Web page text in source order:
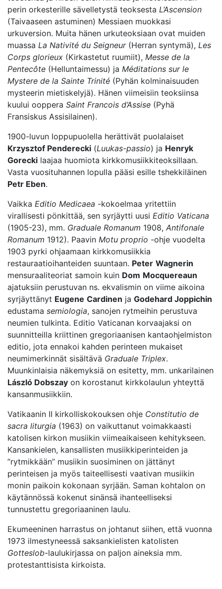
perin orkesterille sävelletystä teoksesta L’Ascension
(Taivaaseen astuminen) Messiaen muokkasi
urkuversion. Muita hänen urkuteoksiaan ovat muiden
muassa La Nativité du Seigneur(Herran syntymä), Les
Corps glorieux (Kirkastetut ruumiit), Messe de la
Pentecôte (Helluntaimessu) ja Méditations sur le
Mystere de la Sainte Trinité (Pyhän kolminaisuuden
mysteerin mietiskelyjä). Hänen viimeisiin teoksiinsa
kuului ooppera Saint Francois d’Assise (Pyhä
Fransiskus Assisilainen).
1900-luvun loppupuolella herättivät puolalaiset
Krzysztof Penderecki (Luukas-passio) ja Henryk
Gorecki laajaa huomiota kirkkomusiikkiteoksillaan.
Vasta vuosituhannen lopulla pääsi esille tshekkiläinen
Petr Eben.
Vaikka Editio Medicaea -kokoelmaa yritettiin
virallisesti pönkittää, sen syrjäytti uusi Editio Vaticana
(1905-23), mm. Graduale Romanum 1908, Antifonale
Romanum 1912). Paavin Motu proprio -ohje vuodelta
1903 pyrki ohjaamaan kirkkomusiikkia
restauraatioihanteiden suuntaan. Peter Wagnerin
mensuraaliteoriat samoin kuin Dom Mocquereaun
ajatuksiin perustuvan ns. ekvalismin on viime aikoina
syrjäyttänyt Eugene Cardinen ja Godehard Joppichin
edustama semiologia, sanojen rytmeihin perustuva
neumien tulkinta. Editio Vaticanan korvaajaksi on
suunnitteilla kriittinen gregoriaanisen kantaohjelmiston
editio, jota ennakoi kahden perinteen mukaiset
neumimerkinnät sisältävä Graduale Triplex.
Muunkinlaisia näkemyksiä on esitetty, mm. unkarilainen
László Dobszay on korostanut kirkkolaulun yhteyttä
kansanmusiikkiin.
Vatikaanin II kirkolliskokouksen ohje Constitutio de
sacra liturgia (1963) on vaikuttanut voimakkaasti
katolisen kirkon musiikin viimeaikaiseen kehitykseen.
Kansankielen, kansallisten musiikkiperinteiden ja
”rytmikkään” musiikin suosiminen on jättänyt
perinteisen ja myös taiteellisesti vaativan musiikin
monin paikoin kokonaan syrjään. Saman kohtalon on
käytännössä kokenut sinänsä ihanteelliseksi
tunnustettu gregoriaaninen laulu.
Ekumeeninen harrastus on johtanut siihen, että vuonna
1973 ilmestyneessä saksankielisten katolisten
Gotteslob-laulukirjassa on paljon aineksia mm.
protestanttisista kirkoista.